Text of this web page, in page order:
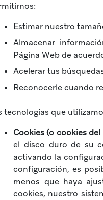
Estimar nuestro
Almacenar
Página Web de
Acelerar tus
Reconocerle cuando
tecnologías que
Cookies (o cookies del
el disco duro de su
activando la
configuración, es
menos que haya
cookies, nuestro